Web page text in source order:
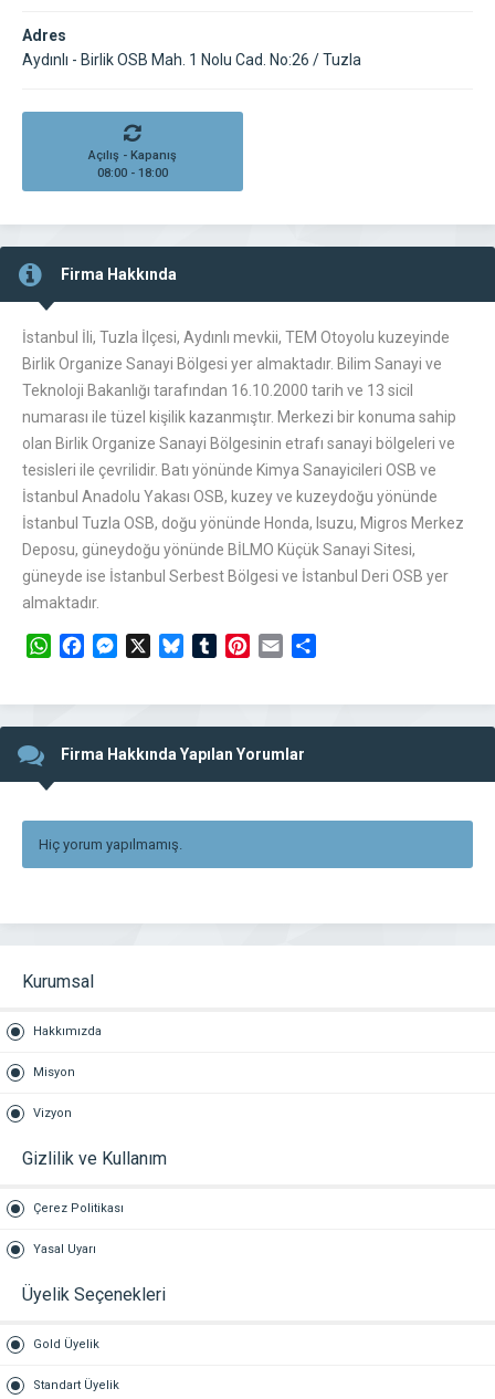
Adres
Aydınlı - Birlik OSB Mah. 1 Nolu Cad. No:26 / Tuzla
Açılış - Kapanış
08:00 - 18:00
Firma Hakkında
İstanbul İli, Tuzla İlçesi, Aydınlı mevkii, TEM Otoyolu kuzeyinde
Birlik Organize Sanayi Bölgesi yer almaktadır. Bilim Sanayi ve
Teknoloji Bakanlığı tarafından 16.10.2000 tarih ve 13 sicil
numarası ile tüzel kişilik kazanmıştır. Merkezi bir konuma sahip
olan Birlik Organize Sanayi Bölgesinin etrafı sanayi bölgeleri ve
tesisleri ile çevrilidir. Batı yönünde Kimya Sanayicileri OSB ve
İstanbul Anadolu Yakası OSB, kuzey ve kuzeydoğu yönünde
İstanbul Tuzla OSB, doğu yönünde Honda, Isuzu, Migros Merkez
Deposu, güneydoğu yönünde BİLMO Küçük Sanayi Sitesi,
güneyde ise İstanbul Serbest Bölgesi ve İstanbul Deri OSB yer
almaktadır.
WhatsAppFacebookMessengerBlueskyTumblrPinterest
Email
Firma Hakkında Yapılan Yorumlar
Hiç yorum yapılmamış.
Kurumsal
Hakkımızda
Misyon
Vizyon
Gizlilik ve Kullanım
Çerez Politikası
Yasal Uyarı
Üyelik Seçenekleri
Gold Üyelik
Standart Üyelik